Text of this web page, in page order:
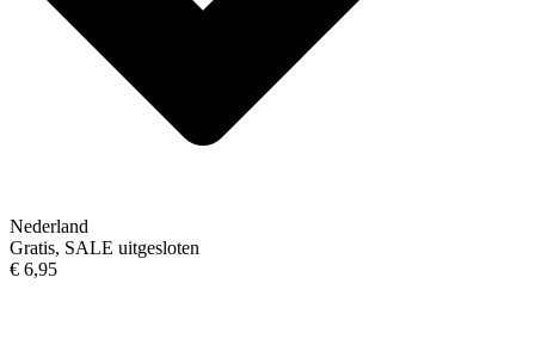
Nederland
Gratis, SALE uitgesloten
€ 6,95